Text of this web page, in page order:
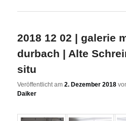
2018 12 02 | galerie
durbach | Alte
situ
Veröffentlicht am2. Dezember 2018
Daiker